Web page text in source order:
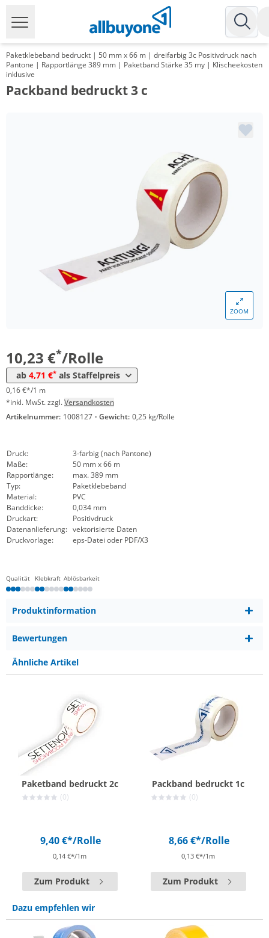
Paketklebeband bedruckt | 50 mm x 66 m | dreifarbig 3c Positivdruck nach
Pantone | Rapportlänge 389 mm | Paketband Stärke 35 my | Klischeekosten
inklusive
Packband bedruckt 3 c
ZOOM
10,23 €*/Rolle
ab 4,71 €* als Staffelpreis
Preis
7,33 €* 0,11 €*/1m
ab 216 Rollen 6,50 €
0,16 €*/1 m
*inkl. MwSt. zzgl.Versandkosten
Artikelnummer: 1008127 · Gewicht: 0,25 kg/Rolle
Druck:
3-farbig (nach Pantone)
Maße:
50 mm x 66 m
Rapportlänge:
max. 389 mm
Typ:
Paketklebeband
Material:
PVC
Banddicke:
0,034 mm
Druckart:
Positivdruck
Datenanlieferung: vektorisierte Daten
Druckvorlage:
eps-Datei oder PDF/X3
Qualität Klebkraft Ablösbarkeit
Produktinformation
Bewertungen
Ähnliche Artikel
Paketband bedruckt 2c
(0)
9,40 €*/Rolle
0,14 €*/1m
Zum Produkt
Packband bedruckt 1c
(0)
8,66 €*/Rolle
0,13 €*/1m
Zum Produkt
Dazu empfehlen wir